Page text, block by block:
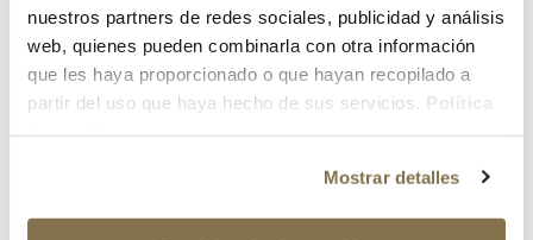
nuestros partners de redes sociales, publicidad y análisis
web, quienes pueden combinarla con otra información
que les haya proporcionado o que hayan recopilado a
partir del uso que haya hecho de sus servicios. Política
Mostrar detalles
¿Has olvidado tu contraseña?